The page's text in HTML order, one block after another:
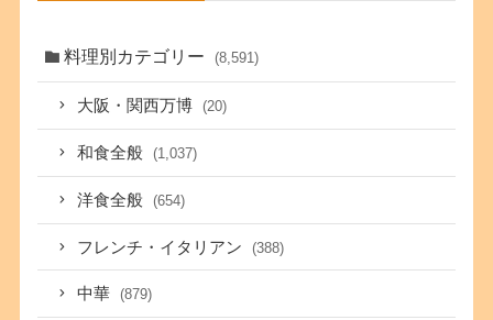
料理別カテゴリー (8,591)
大阪・関西万博 (20)
和食全般 (1,037)
洋食全般 (654)
フレンチ・イタリアン (388)
中華 (879)